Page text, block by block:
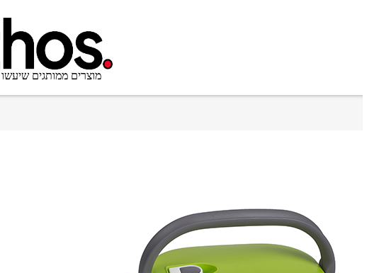
מוצרים ממותגים